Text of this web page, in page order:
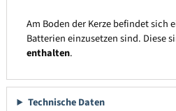
Am Boden der Kerze befindet sich
Batterien einzusetzen sind. Diese
enthalten.
Technische Daten